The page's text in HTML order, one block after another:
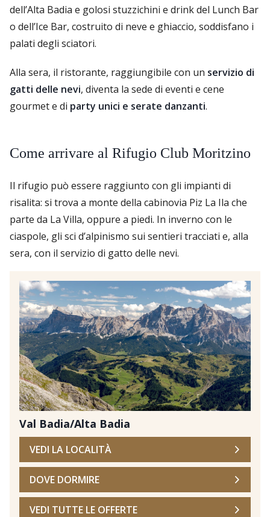
dell’Alta Badia e golosi stuzzichini e drink del Lunch Bar
o dell’Ice Bar, costruito di neve e ghiaccio, soddisfano i
palati degli sciatori.
Alla sera, il ristorante, raggiungibile con un servizio di
gatti delle nevi, diventa la sede di eventi e cene
gourmet e di party unici e serate danzanti.
Come arrivare al Rifugio Club Moritzino
Il rifugio può essere raggiunto con gli impianti di
risalita: si trova a monte della cabinovia Piz La Ila che
parte da La Villa, oppure a piedi. In inverno con le
ciaspole, gli sci d’alpinismo sui sentieri tracciati e, alla
sera, con il servizio di gatto delle nevi.
Val Badia/Alta Badia
VEDI LA LOCALITÀ
DOVE DORMIRE
VEDI TUTTE LE OFFERTE